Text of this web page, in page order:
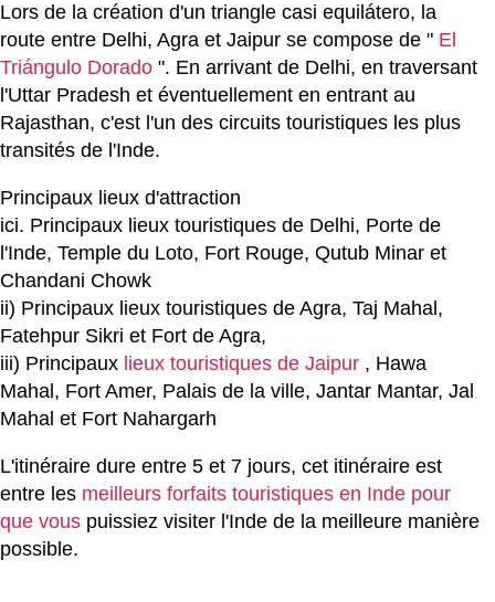
Lors de la création d'un triangle casi equilátero, la
route entre Delhi, Agra et Jaipur se compose de " El
Triángulo Dorado ". En arrivant de Delhi, en traversant
l'Uttar Pradesh et éventuellement en entrant au
Rajasthan, c'est l'un des circuits touristiques les plus
transités de l'Inde.
Principaux lieux d'attraction
ici. Principaux lieux touristiques de Delhi, Porte de
l'Inde, Temple du Loto, Fort Rouge, Qutub Minar et
Chandani Chowk
ii) Principaux lieux touristiques de Agra, Taj Mahal,
Fatehpur Sikri et Fort de Agra,
iii) Principaux lieux touristiques de Jaipur , Hawa
Mahal, Fort Amer, Palais de la ville, Jantar Mantar, Jal
Mahal et Fort Nahargarh
L'itinéraire dure entre 5 et 7 jours, cet itinéraire est
entre les meilleurs forfaits touristiques en Inde pour
que vous puissiez visiter l'Inde de la meilleure manière
possible.